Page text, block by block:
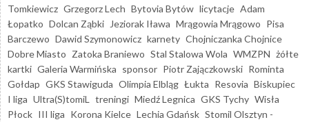
Tomkiewicz Grzegorz Lech Bytovia Bytów licytacje Adam
Łopatko Dolcan Ząbki Jeziorak Iława Mrągowia Mrągowo Pisa
Barczewo Dawid Szymonowicz karnety Chojniczanka Chojnice
Dobre Miasto Zatoka Braniewo Stal Stalowa Wola WMZPN żółte
kartki Galeria Warmińska sponsor Piotr Zajączkowski Rominta
Gołdap GKS Stawiguda Olimpia Elbląg Łukta Resovia Biskupiec
I liga Ultra(S)tomiL treningi Miedź Legnica GKS Tychy Wisła
Płock III liga Korona Kielce Lechia Gdańsk Stomil Olsztyn -